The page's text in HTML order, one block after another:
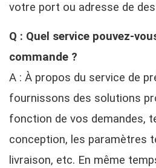
votre port ou adresse de
Q : Quel service pouvez-
commande ?
A : À propos du service de
fournissons des solutions
fonction de vos demandes,
conception, les paramètres
livraison, etc. En même